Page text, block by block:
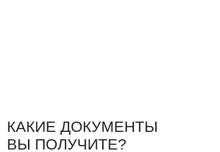
НАШИ УСЛУГИ